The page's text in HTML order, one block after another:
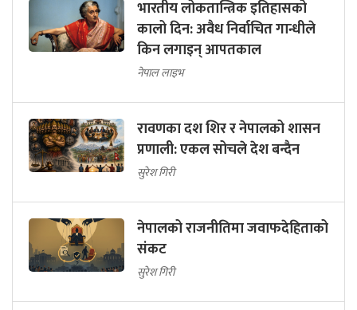
भारतीय लोकतान्त्रिक इतिहासको
कालो दिन: अवैध निर्वाचित गान्धीले
किन लगाइन् आपतकाल
नेपाल लाइभ
रावणका दश शिर र नेपालको शासन
प्रणाली: एकल सोचले देश बन्दैन
सुरेश गिरी
नेपालको राजनीतिमा जवाफदेहिताको
संकट
सुरेश गिरी